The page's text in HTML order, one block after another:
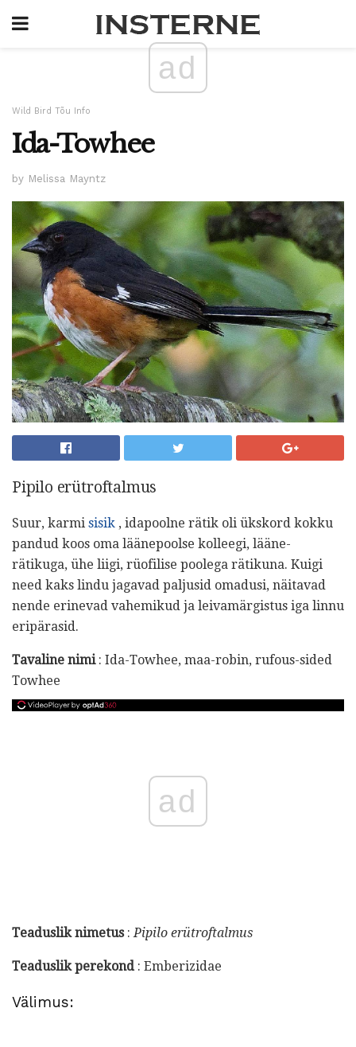
ad
Wild Bird Tõu Info
Ida-Towhee
by Melissa Mayntz
Pipilo erütroftalmus
Suur, karmi sisik , idapoolne rätik oli ükskord kokku
pandud koos oma läänepoolse kolleegi, lääne-
rätikuga, ühe liigi, rüofilise poolega rätikuna. Kuigi
need kaks lindu jagavad paljusid omadusi, näitavad
nende erinevad vahemikud ja leivamärgistus iga linnu
eripärasid.
Tavaline nimi: Ida-Towhee, maa-robin, rufous-sided
Towhee
ad
Teaduslik nimetus:Pipilo erütroftalmus
Teaduslik perekond : Emberizidae
Välimus: